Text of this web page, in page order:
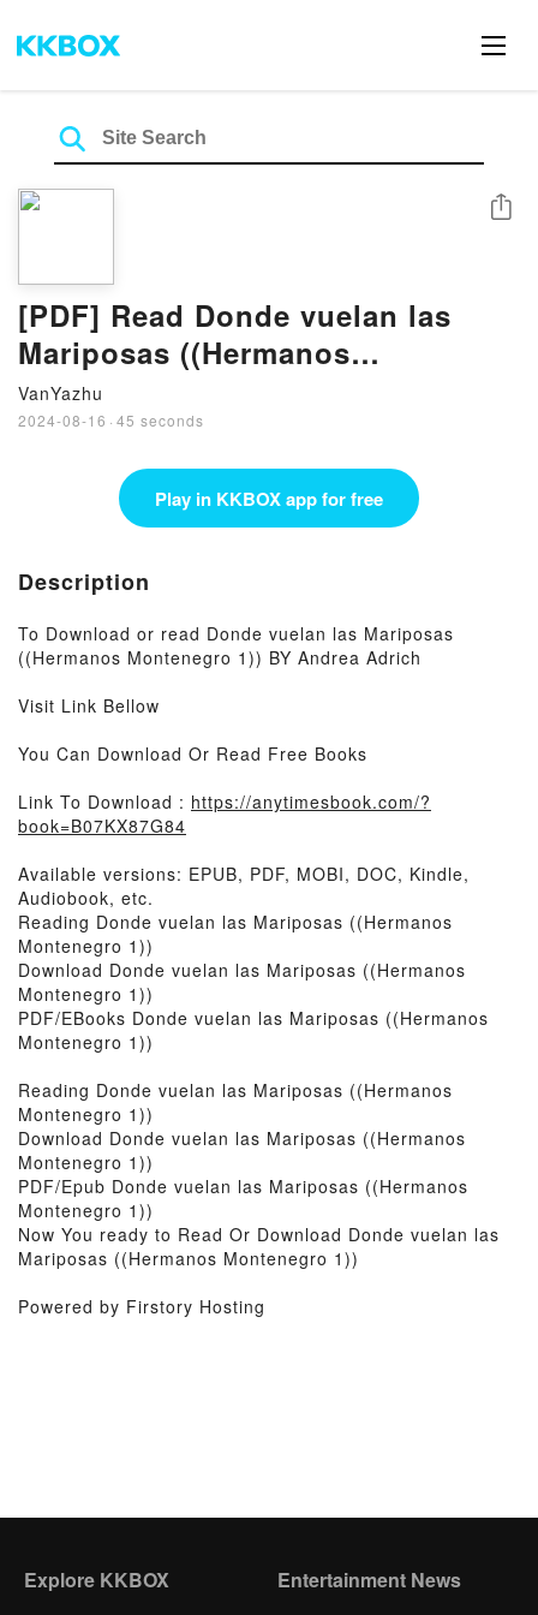
[PDF] Read Donde vuelan las
Mariposas ((Hermanos
Montenegro 1)) BY Andrea Adrich
VanYazhu
2024-08-16 · 45 seconds
Share
Play in KKBOX app for free
Description
To Download or read Donde vuelan las Mariposas
((Hermanos Montenegro 1)) BY Andrea Adrich
Visit Link Bellow
You Can Download Or Read Free Books
Link To Download : https://anytimesbook.com/?
book=B07KX87G84
Available versions: EPUB, PDF, MOBI, DOC, Kindle,
Audiobook, etc.
Reading Donde vuelan las Mariposas ((Hermanos
Montenegro 1))
Download Donde vuelan las Mariposas ((Hermanos
Montenegro 1))
PDF/EBooks Donde vuelan las Mariposas ((Hermanos
Montenegro 1))
Reading Donde vuelan las Mariposas ((Hermanos
Montenegro 1))
Download Donde vuelan las Mariposas ((Hermanos
Montenegro 1))
PDF/Epub Donde vuelan las Mariposas ((Hermanos
Montenegro 1))
Now You ready to Read Or Download Donde vuelan las
Mariposas ((Hermanos Montenegro 1))
Powered by Firstory Hosting
Explore KKBOX Entertainment News